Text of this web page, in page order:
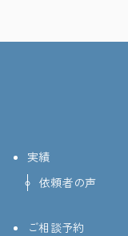
実績
依頼者の声
ご相談予約